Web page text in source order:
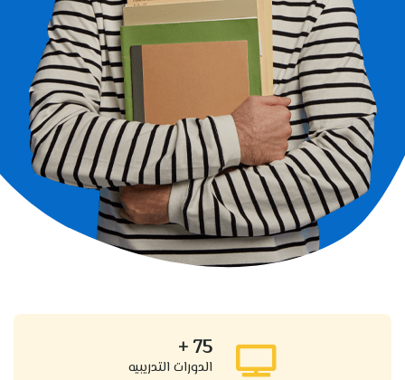
75
+
الدورات التدريبيه